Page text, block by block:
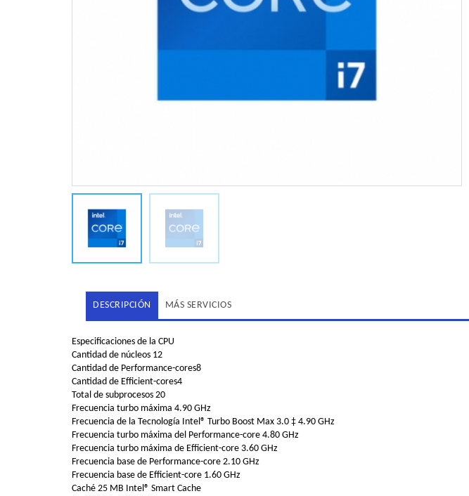
DESCRIPCIÓN MÁS SERVICIOS
Especificaciones de la CPU
Cantidad de núcleos 12
Cantidad de Performance-cores8
Cantidad de Efficient-cores4
Total de subprocesos 20
Frecuencia turbo máxima 4.90 GHz
Frecuencia de la Tecnología Intel® Turbo Boost Max 3.0 ‡ 4.90 GHz
Frecuencia turbo máxima del Performance-core 4.80 GHz
Frecuencia turbo máxima de Efficient-core 3.60 GHz
Frecuencia base de Performance-core 2.10 GHz
Frecuencia base de Efficient-core 1.60 GHz
Caché 25 MB Intel® Smart Cache